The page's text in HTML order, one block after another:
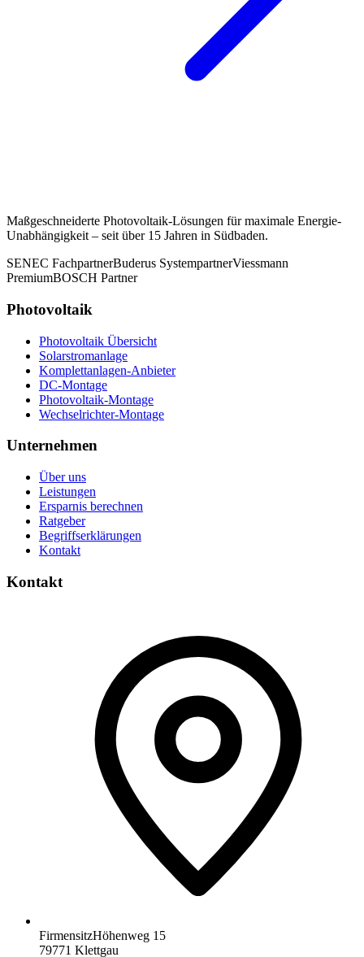
Maßgeschneiderte Photovoltaik-Lösungen für maximale Energie-
Unabhängigkeit – seit über 15 Jahren in Südbaden.
SENEC FachpartnerBuderus SystempartnerViessmann
PremiumBOSCH Partner
Photovoltaik
Photovoltaik Übersicht
Solarstromanlage
Komplettanlagen-Anbieter
DC-Montage
Photovoltaik-Montage
Wechselrichter-Montage
Unternehmen
Über uns
Leistungen
Ersparnis berechnen
Ratgeber
Begriffserklärungen
Kontakt
Kontakt
FirmensitzHöhenweg 15
79771 Klettgau